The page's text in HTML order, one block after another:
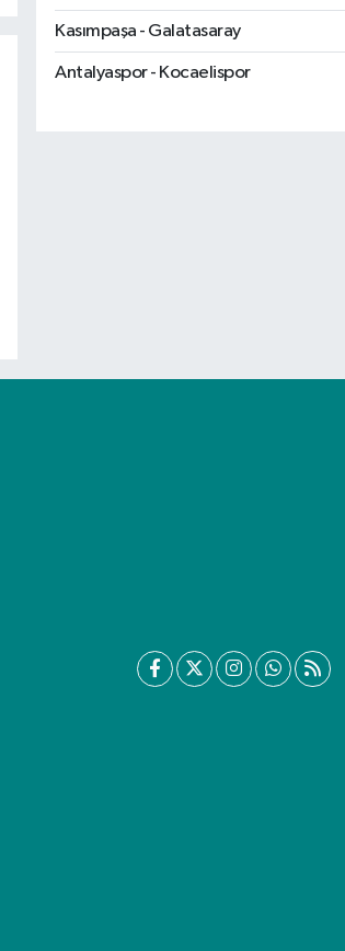
Kasımpaşa - Galatasaray
Antalyaspor - Kocaelispor